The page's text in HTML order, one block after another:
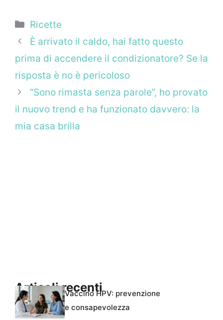
Categorie
Ricette
È arrivato il caldo, hai fatto questo
prima di accendere il condizionatore? Se la
risposta è no è pericoloso
“Sono rimasta senza parole”, ho provato
il nuovo trend e ha funzionato davvero: la
mia casa brilla
Articoli recentiVaccino HPV: prevenzione
e consapevolezza